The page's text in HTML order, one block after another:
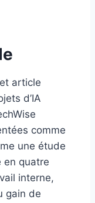
article
d’IA
comme
une étude
en quatre
interne,
gain de